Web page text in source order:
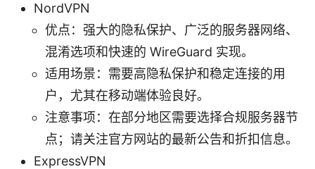
NordVPN
优点：强大的隐私保护、广泛的服务器网络、
混淆选项和快速的 WireGuard 实现。
适用场景：需要高隐私保护和稳定连接的用
户，尤其在移动端体验良好。
注意事项：在部分地区需要选择合规服务器节
点；请关注官方网站的最新公告和折扣信息。
ExpressVPN